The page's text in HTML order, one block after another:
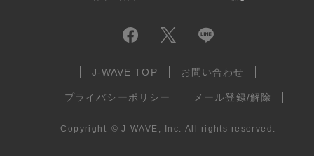
J-WAVE TOP お問い合わせ
プライバシーポリシー メール登録/解除
Copyright © J-WAVE, Inc. All rights reserved.